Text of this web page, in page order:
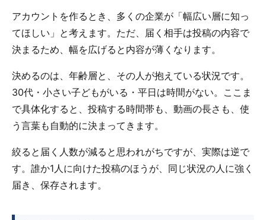
アカウントを作るとき、多くの企業が「幅広い層に知っ
てほしい」と考えます。ただ、届く相手は投稿の内容で
決まるため、幅を広げると内容が薄くなります。
決めるのは、年齢層と、その人が抱えている状況です。
30代・小さい子どもがいる・平日は時間がない。ここま
で具体化すると、投稿する時間帯も、動画の長さも、使
う言葉も自動的に決まってきます。
絞ると届く人数が減ると思われがちですが、実際は逆で
す。誰か1人に向けた投稿のほうが、同じ状況の人に強く
届き、保存されます。